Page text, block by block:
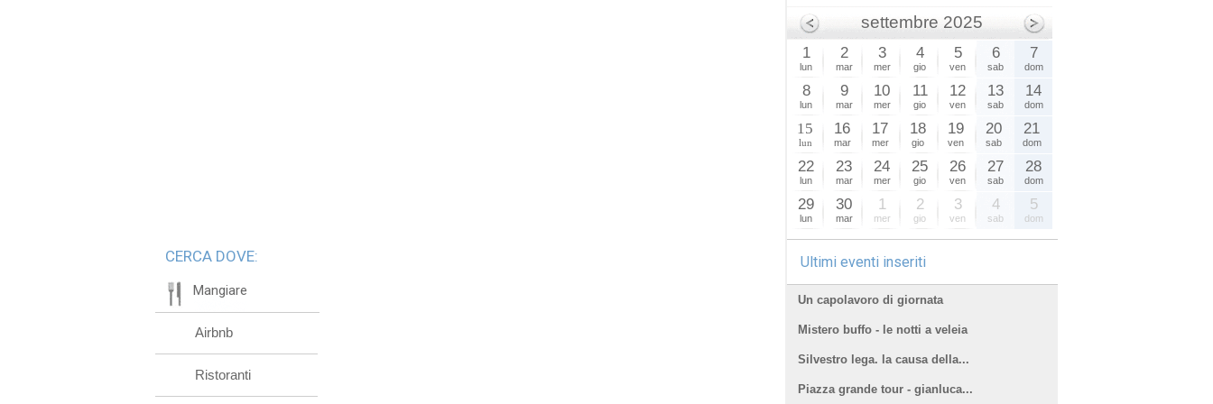
CERCA DOVE:
Mangiare
Airbnb
Ristoranti
settembre 2025
1
lun
2
mar
3
mer
4
gio
5
ven
6
sab
7
dom
8
lun
9
mar
10
mer
11
gio
12
ven
13
sab
14
dom
15
lun
16
mar
17
mer
18
gio
19
ven
20
sab
21
dom
22
lun
23
mar
24
mer
25
gio
26
ven
27
sab
28
dom
29
lun
30
mar
1
mer
2
gio
3
ven
4
sab
5
dom
Ultimi eventi inseriti
Un capolavoro di giornata
Mistero buffo - le notti a veleia
Silvestro lega. la causa della...
Piazza grande tour - gianluca...